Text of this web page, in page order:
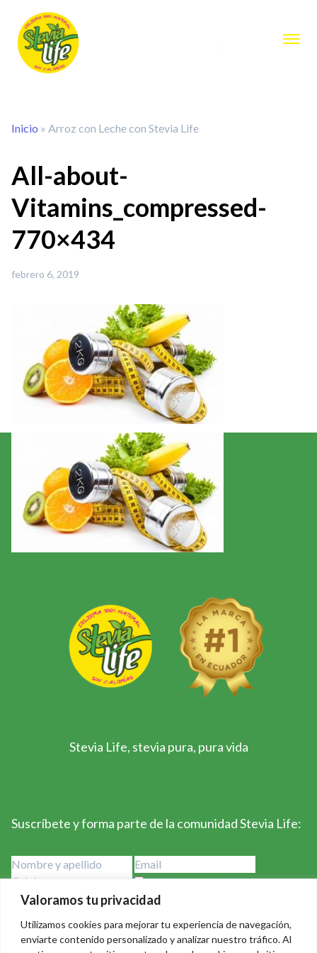
Valoramos tu privacidad
Utilizamos cookies para mejorar tu experiencia de navegación,
enviarte contenido personalizado y analizar nuestro tráfico. Al
Inicio » Arroz con Leche con Stevia Life
All-about-
Vitamins_compressed-
770×434
febrero 6, 2019
Stevia Life, stevia pura, pura vida
Suscríbete y forma parte de la comunidad Stevia Life:
He leído y acepto los términos y
condiciones